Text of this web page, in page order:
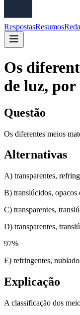
RespostasResumos
Os
de luz, por
Questão
Os diferentes meios
Alternativas
A) transparentes,
B) translúcidos, opacos
C) transparentes,
D) transparentes,
97%
E) refringentes,
Explicação
A classificação dos